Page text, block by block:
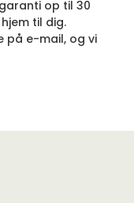
op til 30
til dig.
på e-mail, og vi